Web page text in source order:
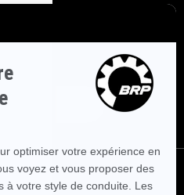
les dernières nouvelles, les
VOUS